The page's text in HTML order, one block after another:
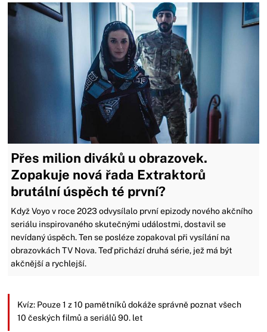
Přes milion diváků u obrazovek.
Zopakuje nová řada Extraktorů
brutální úspěch té první?
Když Voyo v roce 2023 odvysílalo první epizody nového akčního
seriálu inspirovaného skutečnými událostmi, dostavil se
nevídaný úspěch. Ten se posléze zopakoval při vysílání na
obrazovkách TV Nova. Teď přichází druhá série, jež má být
akčnější a rychlejší.
Kvíz: Pouze 1 z 10 pamětníků dokáže správně poznat všech
10 českých filmů a seriálů 90. let